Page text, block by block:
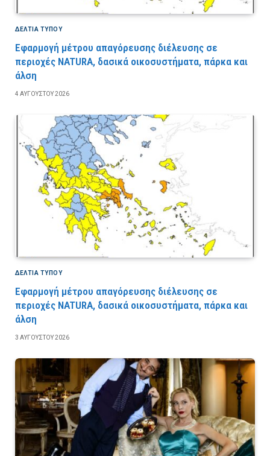
ΔΕΛΤΙΑ ΤΥΠΟΥ
Εφαρμογή μέτρου απαγόρευσης διέλευσης σε
περιοχές NATURA, δασικά οικοσυστήματα, πάρκα και
άλση
4 ΑΥΓΟΎΣΤΟΥ 2026
ΔΕΛΤΙΑ ΤΥΠΟΥ
Εφαρμογή μέτρου απαγόρευσης διέλευσης σε
περιοχές NATURA, δασικά οικοσυστήματα, πάρκα και
άλση
3 ΑΥΓΟΎΣΤΟΥ 2026